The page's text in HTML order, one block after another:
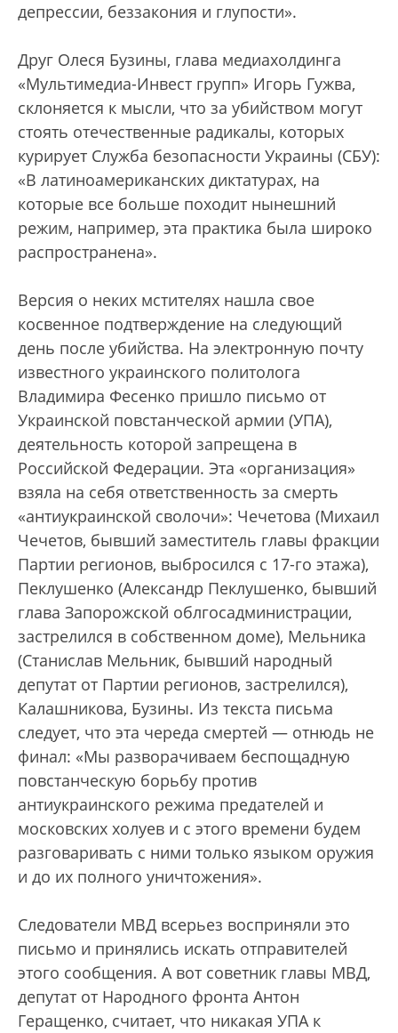
депрессии, беззакония и глупости».
Друг Олеся Бузины, глава медиахолдинга
«Мультимедиа-Инвест групп» Игорь Гужва,
склоняется к мысли, что за убийством могут
стоять отечественные радикалы, которых
курирует Служба безопасности Украины (СБУ):
«В латиноамериканских диктатурах, на
которые все больше походит нынешний
режим, например, эта практика была широко
распространена».
Версия о неких мстителях нашла свое
косвенное подтверждение на следующий
день после убийства. На электронную почту
известного украинского политолога
Владимира Фесенко пришло письмо от
Украинской повстанческой армии (УПА),
деятельность которой запрещена в
Российской Федерации. Эта «организация»
взяла на себя ответственность за смерть
«антиукраинской сволочи»: Чечетова (Михаил
Чечетов, бывший заместитель главы фракции
Партии регионов, выбросился с 17-го этажа),
Пеклушенко (Александр Пеклушенко, бывший
глава Запорожской облгосадминистрации,
застрелился в собственном доме), Мельника
(Станислав Мельник, бывший народный
депутат от Партии регионов, застрелился),
Калашникова, Бузины. Из текста письма
следует, что эта череда смертей — отнюдь не
финал: «Мы разворачиваем беспощадную
повстанческую борьбу против
антиукраинского режима предателей и
московских холуев и с этого времени будем
разговаривать с ними только языком оружия
и до их полного уничтожения».
Следователи МВД всерьез восприняли это
письмо и принялись искать отправителей
этого сообщения. А вот советник главы МВД,
депутат от Народного фронта Антон
Геращенко, считает, что никакая УПА к